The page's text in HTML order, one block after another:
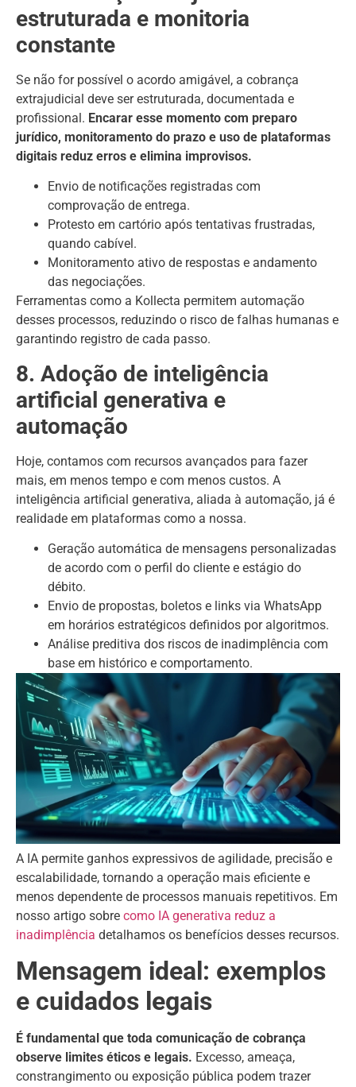
estruturada e monitoria
constante
Se não for possível o acordo amigável, a cobrança
extrajudicial deve ser estruturada, documentada e
profissional. Encarar esse momento com preparo
jurídico, monitoramento do prazo e uso de plataformas
digitais reduz erros e elimina improvisos.
Envio de notificações registradas com
comprovação de entrega.
Protesto em cartório após tentativas frustradas,
quando cabível.
Monitoramento ativo de respostas e andamento
das negociações.
Ferramentas como a Kollecta permitem automação
desses processos, reduzindo o risco de falhas humanas e
garantindo registro de cada passo.
8. Adoção de inteligência
artificial generativa e
automação
Hoje, contamos com recursos avançados para fazer
mais, em menos tempo e com menos custos. A
inteligência artificial generativa, aliada à automação, já é
realidade em plataformas como a nossa.
Geração automática de mensagens personalizadas
de acordo com o perfil do cliente e estágio do
débito.
Envio de propostas, boletos e links via WhatsApp
em horários estratégicos definidos por algoritmos.
Análise preditiva dos riscos de inadimplência com
base em histórico e comportamento.
A IA permite ganhos expressivos de agilidade, precisão e
escalabilidade, tornando a operação mais eficiente e
menos dependente de processos manuais repetitivos. Em
nosso artigo sobre como IA generativa reduz a
inadimplência detalhamos os benefícios desses recursos.
Mensagem ideal: exemplos
e cuidados legais
É fundamental que toda comunicação de cobrança
observe limites éticos e legais. Excesso, ameaça,
constrangimento ou exposição pública podem trazer